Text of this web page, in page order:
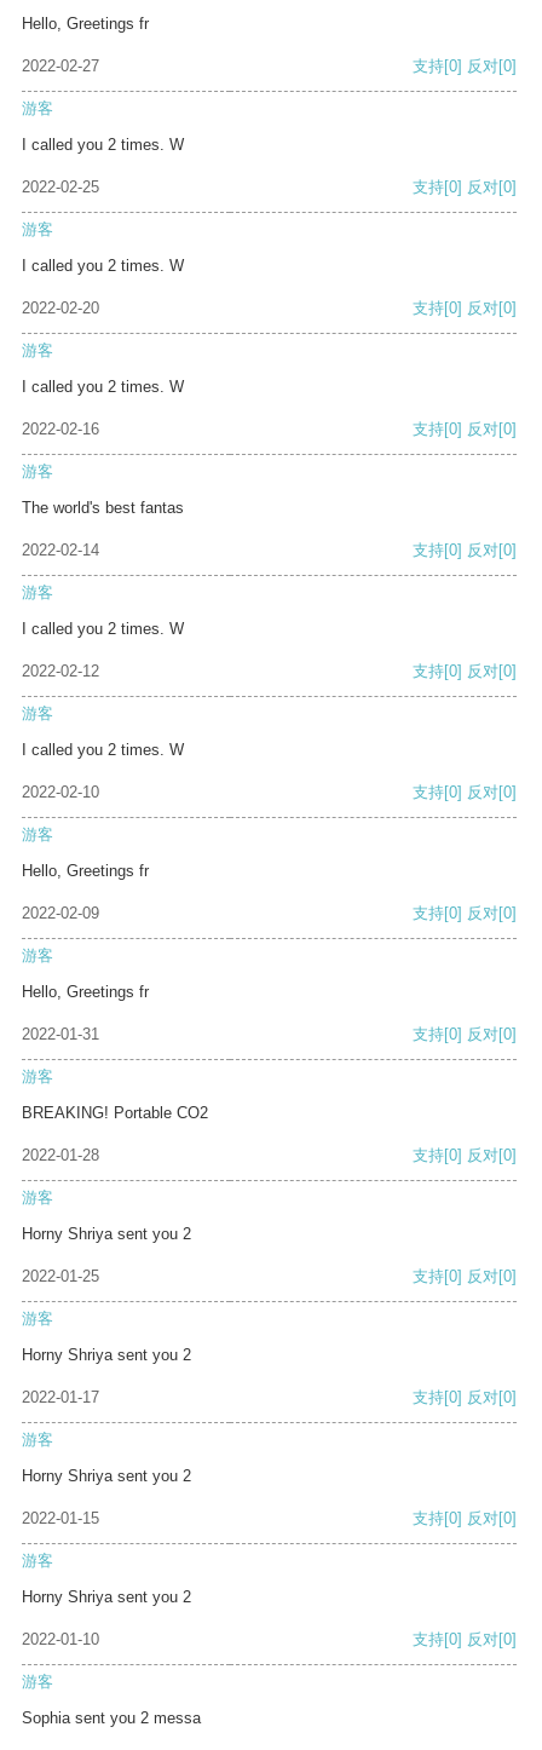
Hello, Greetings fr
2022-02-27 支持[0] 反对[0]
游客
I called you 2 times. W
2022-02-25 支持[0] 反对[0]
游客
I called you 2 times. W
2022-02-20 支持[0] 反对[0]
游客
I called you 2 times. W
2022-02-16 支持[0] 反对[0]
游客
The world's best fantas
2022-02-14 支持[0] 反对[0]
游客
I called you 2 times. W
2022-02-12 支持[0] 反对[0]
游客
I called you 2 times. W
2022-02-10 支持[0] 反对[0]
游客
Hello, Greetings fr
2022-02-09 支持[0] 反对[0]
游客
Hello, Greetings fr
2022-01-31 支持[0] 反对[0]
游客
BREAKING! Portable CO2
2022-01-28 支持[0] 反对[0]
游客
Horny Shriya sent you 2
2022-01-25 支持[0] 反对[0]
游客
Horny Shriya sent you 2
2022-01-17 支持[0] 反对[0]
游客
Horny Shriya sent you 2
2022-01-15 支持[0] 反对[0]
游客
Horny Shriya sent you 2
2022-01-10 支持[0] 反对[0]
游客
Sophia sent you 2 messa